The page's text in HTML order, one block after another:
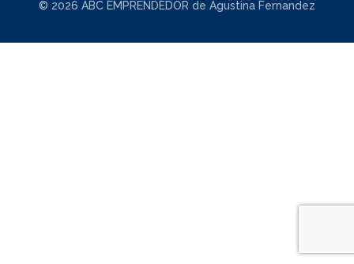
© 2026 ABC EMPRENDEDOR de Agustina Fernandez